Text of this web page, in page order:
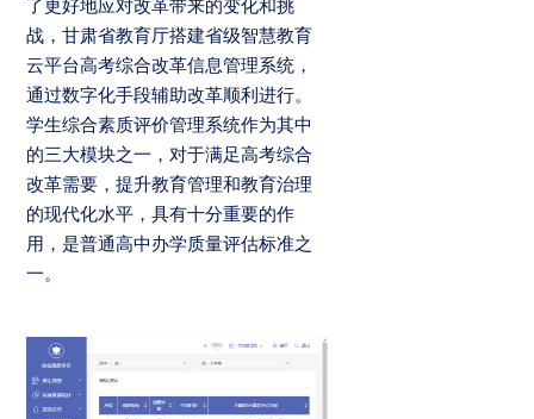
了更好地应对改革带来的变化和挑
战，甘肃省教育厅搭建省级智慧教育
云平台高考综合改革信息管理系统，
通过数字化手段辅助改革顺利进行。
学生综合素质评价管理系统作为其中
的三大模块之一，对于满足高考综合
改革需要，提升教育管理和教育治理
的现代化水平，具有十分重要的作
用，是普通高中办学质量评估标准之
一。